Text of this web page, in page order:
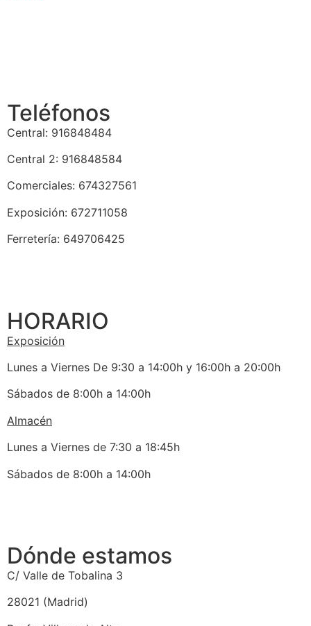
Teléfonos
Central: 916848484
Central 2: 916848584
Comerciales: 674327561
Exposición: 672711058
Ferretería: 649706425
HORARIO
Exposición
Lunes a Viernes De 9:30 a 14:00h y 16:00h a 20:00h
Sábados de 8:00h a 14:00h
Almacén
Lunes a Viernes de 7:30 a 18:45h
Sábados de 8:00h a 14:00h
Dónde estamos
C/ Valle de Tobalina 3
28021 (Madrid)